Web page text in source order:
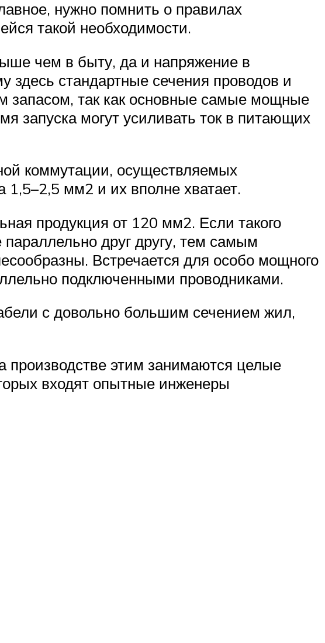
нужно помнить о правилах
такой необходимости.
чем в быту, да и напряжение в
здесь стандартные сечения проводов и
запасом, так как основные самые мощные
запуска могут усиливать ток в питающих
коммутации, осуществляемых
мм2 и их вполне хватает.
продукция от 120 мм2. Если такого
друг другу, тем самым
Встречается для особо мощного
подключенными проводниками.
с довольно большим сечением жил,
производстве этим занимаются целые
входят опытные инженеры